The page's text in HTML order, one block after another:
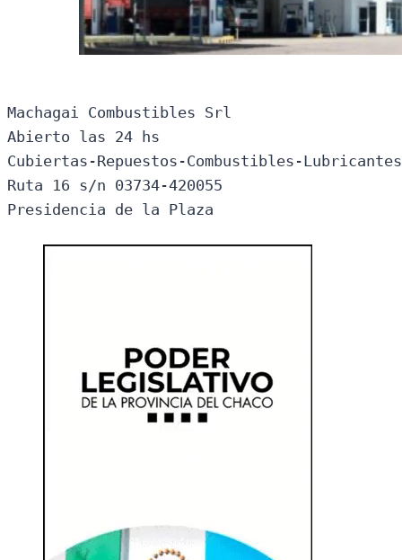
Machagai Combustibles Srl
Abierto las 24 hs
Cubiertas-Repuestos-Combustibles-
Ruta 16 s/n 03734-420055
Presidencia de la Plaza